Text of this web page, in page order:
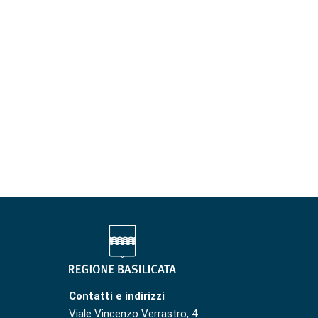
Contatti e indirizzi
Viale Vincenzo Verrastro, 4